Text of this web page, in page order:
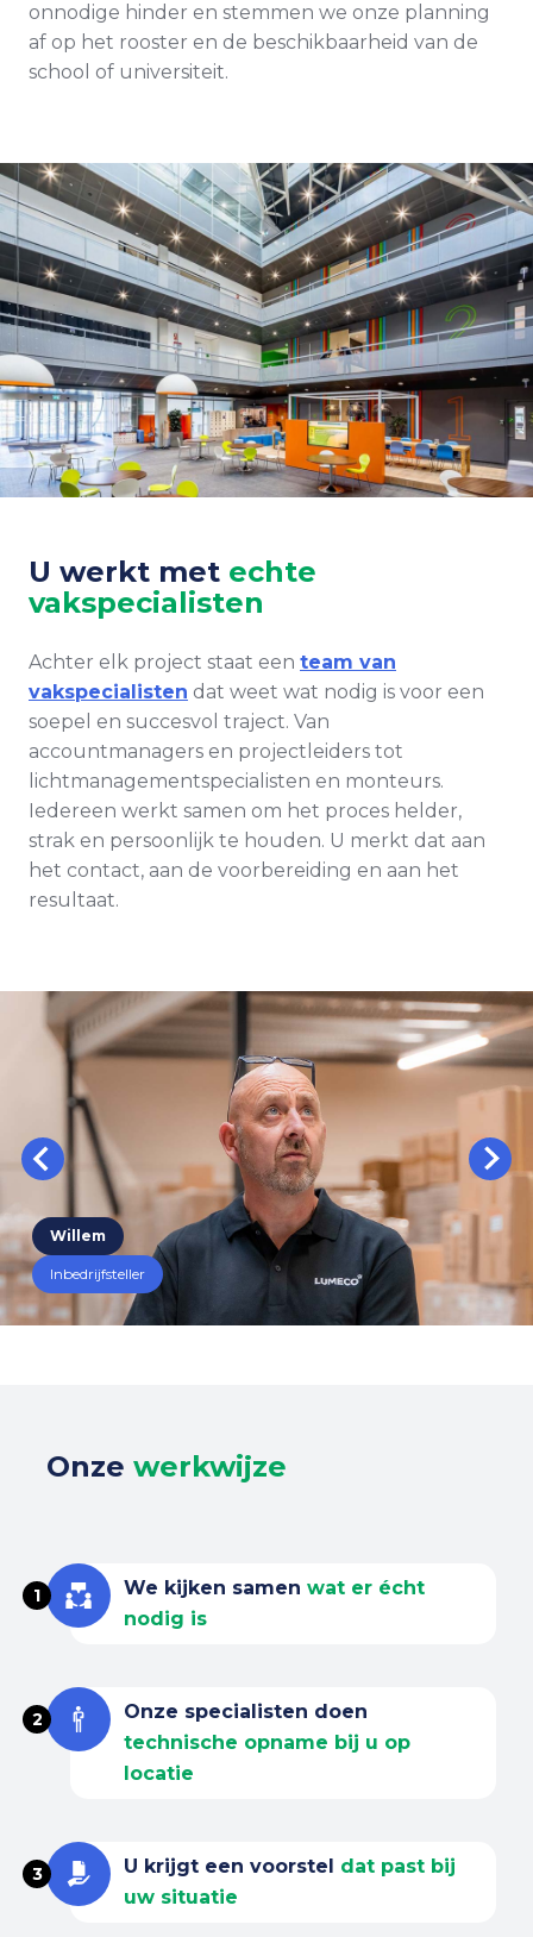
onnodige hinder en stemmen we onze planning
af op het rooster en de beschikbaarheid van de
school of universiteit.
U werkt met echte
vakspecialisten
Achter elk project staat een team van
vakspecialisten dat weet wat nodig is voor een
soepel en succesvol traject. Van
accountmanagers en projectleiders tot
lichtmanagementspecialisten en monteurs.
Iedereen werkt samen om het proces helder,
strak en persoonlijk te houden. U merkt dat aan
het contact, aan de voorbereiding en aan het
resultaat.
Willem
Inbedrijfsteller
Onze werkwijze
1 We kijken samen wat er écht
nodig is
2
Onze specialisten doen
technische opname bij u op
locatie
3 U krijgt een voorstel dat past bij
uw situatie